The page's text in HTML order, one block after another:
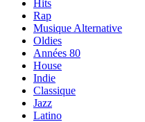
Hits
Rap
Musique Alternative
Oldies
Années 80
House
Indie
Classique
Jazz
Latino